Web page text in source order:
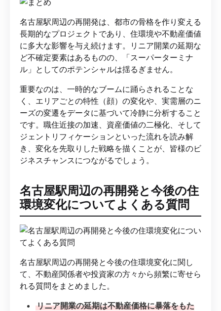
名古屋駅周辺の再開発は、都市の骨格を作り変える
長期的なプロジェクトであり、住環境や不動産価値
に多大な影響を与え続けます。リニア開業の延期な
ど不確定要素はあるものの、「スーパーターミナ
ル」としてのポテンシャルは揺るぎません。
重要なのは、一時的なブームに踊らされることな
く、エリアごとの特性（顔）の変化や、実需層のニ
ーズの変遷をデータに基づいて冷静に分析すること
です。職住近接の加速、資産価値の二極化、そして
ジェントリフィケーションといった流れを読み解
き、変化を先取りした戦略を描くことが、皆様のビ
ジネスチャンスにつながるでしょう。
名古屋駅周辺の再開発と今後の住
環境変化についてよくある質問
名古屋駅周辺の再開発と今後の住環境変化に関し
て、不動産関係者や投資家の方々から頻繁に寄せら
れる質問をまとめました。
リニア開業の延期は不動産価格に暴落をもた